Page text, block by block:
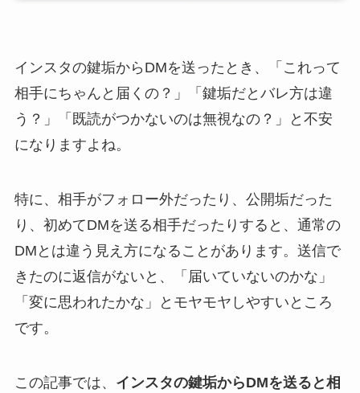
インスタの鍵垢からDMを送ったとき、「これって
相手にちゃんと届くの？」「鍵垢だとバレ方は違
う？」「既読がつかないのは無視なの？」と不安
になりますよね。
特に、相手がフォロー外だったり、公開垢だった
り、初めてDMを送る相手だったりすると、通常の
DMとは違う見え方になることがあります。送信で
きたのに返信がないと、「届いていないのかな」
「変に思われたかな」とモヤモヤしやすいところ
です。
この記事では、 インスタの鍵垢からDMを送ると相